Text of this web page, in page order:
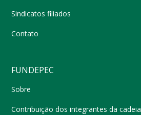
Sindicatos filiados
Contato
FUNDEPEC
Sobre
Contribuição dos integrantes da cadeia